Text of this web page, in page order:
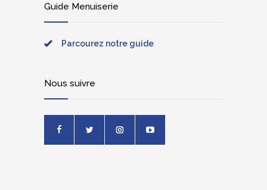
Guide Menuiserie
Parcourez notre guide
Nous suivre